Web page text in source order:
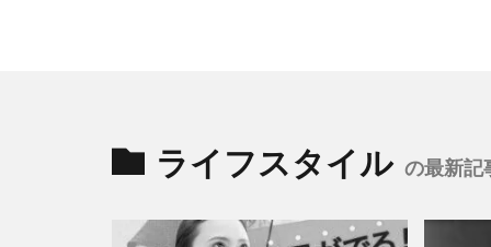
ライフスタイル の最新記